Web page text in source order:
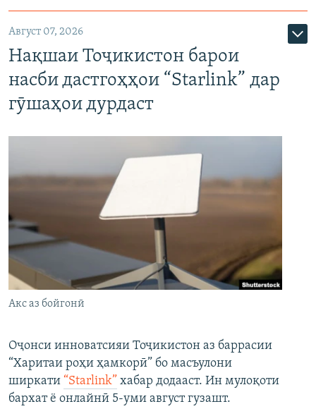
Август 07, 2026
Нақшаи Тоҷикистон барои
насби дастгоҳҳои “Starlink” дар
гӯшаҳои дурдаст
Акс аз бойгонӣ
Оҷонси инноватсияи Тоҷикистон аз баррасии
“Харитаи роҳи ҳамкорӣ” бо масъулони
ширкати “Starlink” хабар додааст. Ин мулоқоти
бархат ё онлайнӣ 5-уми август гузашт.